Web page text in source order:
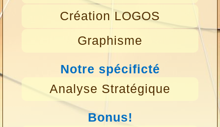
Création LOGOS
Graphisme
Notre spécificté
Analyse Stratégique
Bonus!